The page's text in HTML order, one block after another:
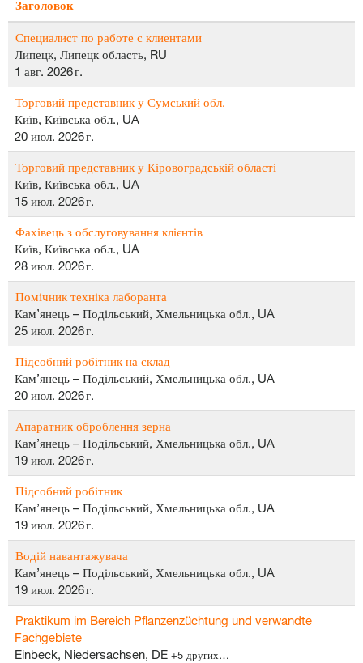
Заголовок
Специалист по работе с клиентами
Липецк, Липецк область, RU
1 авг. 2026 г.
Торговий представник у Сумський обл.
Київ, Київська обл., UA
20 июл. 2026 г.
Торговий представник у Кіровоградській області
Київ, Київська обл., UA
15 июл. 2026 г.
Фахівець з обслуговування клієнтів
Київ, Київська обл., UA
28 июл. 2026 г.
Помічник техніка лаборанта
Кам’янець – Подільський, Хмельницька обл., UA
25 июл. 2026 г.
Підсобний робітник на склад
Кам’янець – Подільський, Хмельницька обл., UA
20 июл. 2026 г.
Апаратник оброблення зерна
Кам’янець – Подільський, Хмельницька обл., UA
19 июл. 2026 г.
Підсобний робітник
Кам’янець – Подільський, Хмельницька обл., UA
19 июл. 2026 г.
Водій навантажувача
Кам’янець – Подільський, Хмельницька обл., UA
19 июл. 2026 г.
Praktikum im Bereich Pflanzenzüchtung und verwandte
Fachgebiete
Einbeck, Niedersachsen, DE +5 других…